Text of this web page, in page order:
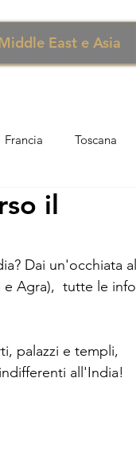
East e Asia
Francia Toscana
e Scozia
Sicilia Norvegia
il
Dai un'occhiata al
e Agra),  tutte le info
palazzi e templi,
all'India!